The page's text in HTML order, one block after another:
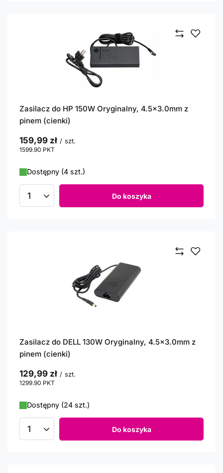
Zasilacz do HP 150W Oryginalny, 4.5x3.0mm z
pinem (cienki)
159,99 zł / szt.
1599.90 PKT
Dostępny (4 szt.)
Ilość produktów Do koszyka
Zasilacz do DELL 130W Oryginalny, 4.5x3.0mm z
pinem (cienki)
129,99 zł / szt.
1299.90 PKT
Dostępny (24 szt.)
Ilość produktów Do koszyka